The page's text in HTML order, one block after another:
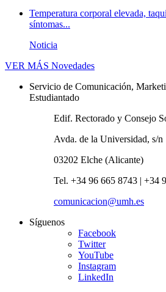
Temperatura corporal elevada,
síntomas...
Noticia
VER MÁS Novedades
Servicio de Comunicación,
Estudiantado
Edif. Rectorado y Consejo
Avda. de la Universidad, s/n
03202 Elche (Alicante)
Tel. +34 96 665 8743 | +34
comunicacion@umh.es
Síguenos
Facebook
Twitter
YouTube
Instagram
LinkedIn